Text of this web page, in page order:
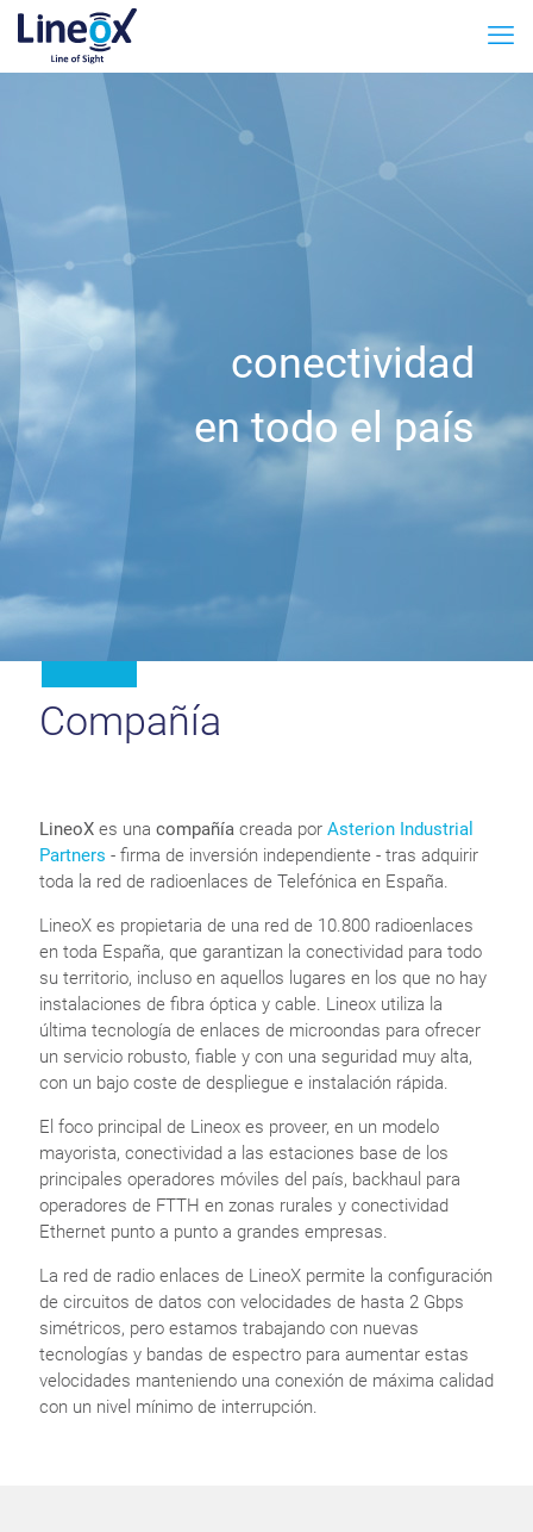
conectividad
en todo el país
Compañía
LineoX es una compañía creada por Asterion Industrial
Partners - firma de inversión independiente - tras adquirir
toda la red de radioenlaces de Telefónica en España.
LineoX es propietaria de una red de 10.800 radioenlaces
en toda España, que garantizan la conectividad para todo
su territorio, incluso en aquellos lugares en los que no hay
instalaciones de fibra óptica y cable. Lineox utiliza la
última tecnología de enlaces de microondas para ofrecer
un servicio robusto, fiable y con una seguridad muy alta,
con un bajo coste de despliegue e instalación rápida.
El foco principal de Lineox es proveer, en un modelo
mayorista, conectividad a las estaciones base de los
principales operadores móviles del país, backhaul para
operadores de FTTH en zonas rurales y conectividad
Ethernet punto a punto a grandes empresas.
La red de radio enlaces de LineoX permite la configuración
de circuitos de datos con velocidades de hasta 2 Gbps
simétricos, pero estamos trabajando con nuevas
tecnologías y bandas de espectro para aumentar estas
velocidades manteniendo una conexión de máxima calidad
con un nivel mínimo de interrupción.